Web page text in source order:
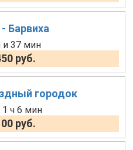
Барвиха
и 37 мин
руб.
городок
ч 6 мин
руб.